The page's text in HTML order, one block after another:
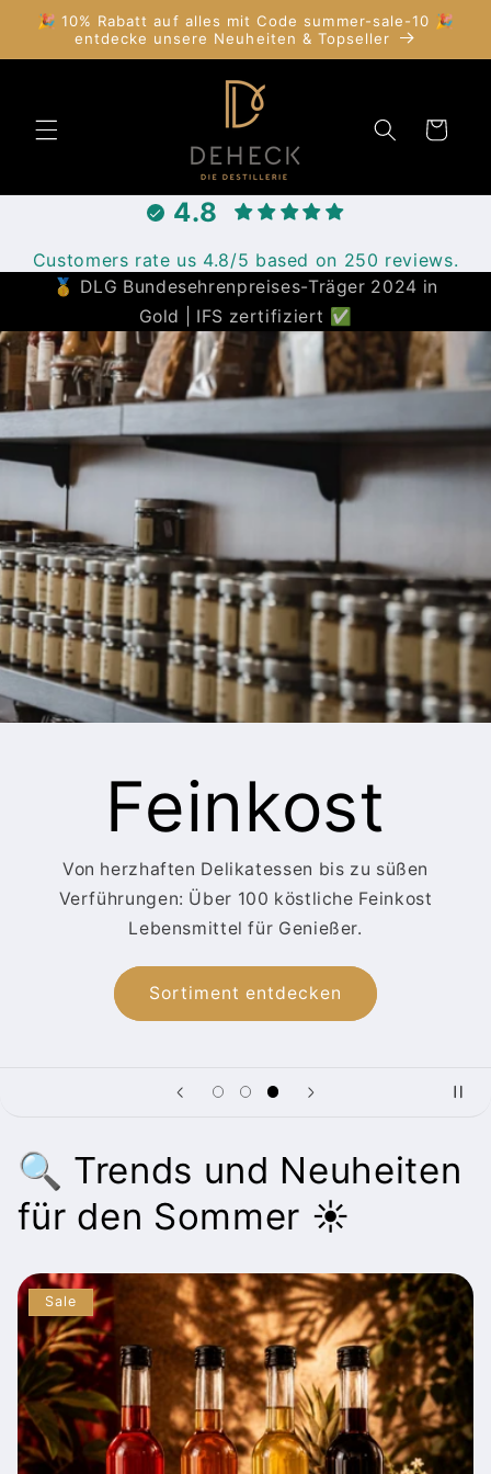
zum
Inhalt
🎉 10% Rabatt auf alles mit Code summer-sale-10 🎉
entdecke unsere Neuheiten & Topseller
Warenkorb
4.8
Customers rate us 4.8/5 based on 250 reviews.
🥇 DLG Bundesehrenpreises-Träger 2024 in
Gold | IFS zertifiziert ✅
Feinkost
Von herzhaften Delikatessen bis zu süßen
Verführungen: Über 100 köstliche Feinkost
Lebensmittel für Genießer.
Sortiment entdecken
🔍 Trends und Neuheiten
für den Sommer ☀️
Sale